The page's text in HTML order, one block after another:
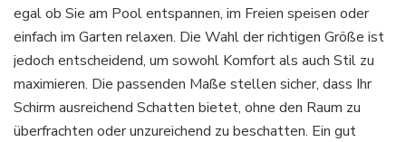
So
messen
Sie
Ihren
Terrassenschirm
richtig
egal ob Sie am Pool entspannen, im Freien speisen oder
einfach im Garten relaxen. Die Wahl der richtigen Größe ist
jedoch entscheidend, um sowohl Komfort als auch Stil zu
maximieren. Die passenden Maße stellen sicher, dass Ihr
Schirm ausreichend Schatten bietet, ohne den Raum zu
überfrachten oder unzureichend zu beschatten. Ein gut